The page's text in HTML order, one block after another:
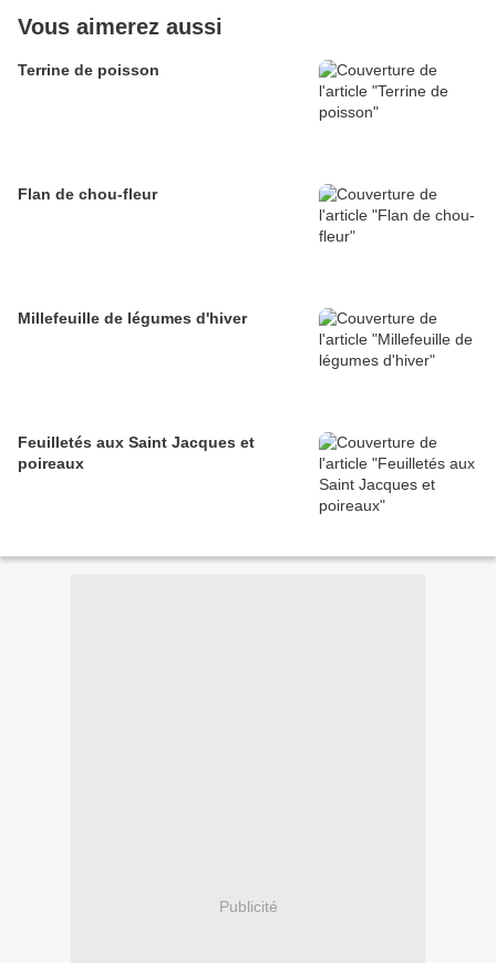
Vous aimerez aussi
Terrine de poisson
Flan de chou-fleur
Millefeuille de légumes d'hiver
Feuilletés aux Saint Jacques et
poireaux
Publicité